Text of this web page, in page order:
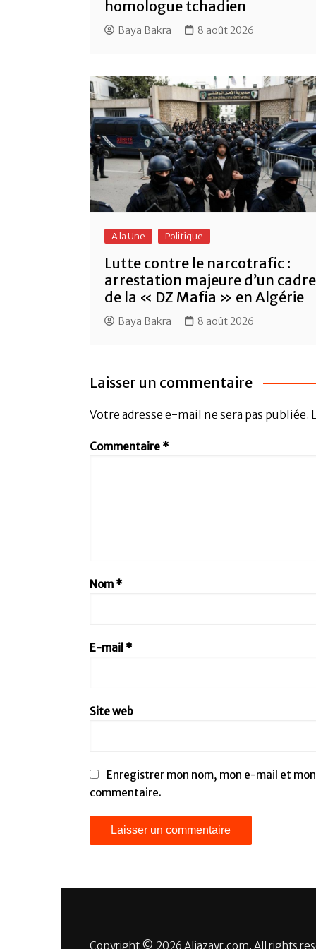
homologue tchadien
Baya Bakra 8 août 2026
A la Une Politique
Lutte contre le narcotrafic :
arrestation majeure d’un cadre
de la « DZ Mafia » en Algérie
Baya Bakra 8 août 2026
Laisser un commentaire
Votre adresse e-mail ne sera pas publiée.
Commentaire *
Nom *
E-mail *
Site web
Enregistrer mon nom, mon e-mail et
commentaire.
Copyright © 2026 Aljazayr.com. All rights